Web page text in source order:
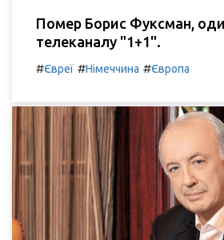
Помер Борис Фуксман,
телеканалу "1+1".
#Євреї #Німеччина #Європа